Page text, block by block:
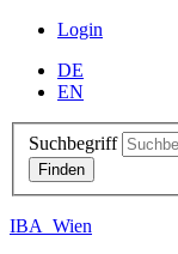
Login
DE
EN
Suchbegriff
IBA_Wien